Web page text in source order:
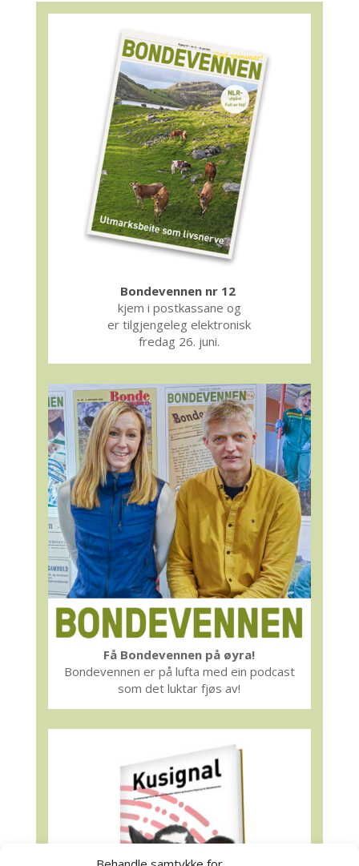
Bondevennen nr 12
kjem i postkassane og
er tilgjengeleg elektronisk
fredag 26. juni.
Få Bondevennen på øyra!
Bondevennen er på lufta med ein podcast
som det luktar fjøs av!